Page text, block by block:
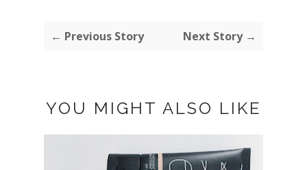
← Previous Story Next Story →
YOU MIGHT ALSO LIKE